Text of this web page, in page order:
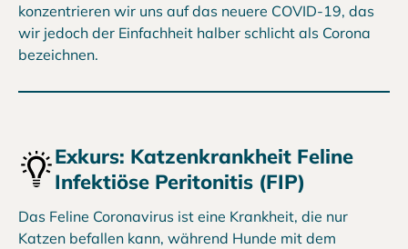
konzentrieren wir uns auf das neuere COVID-19, das
wir jedoch der Einfachheit halber schlicht als Corona
bezeichnen.
Exkurs: Katzenkrankheit Feline
Infektiöse Peritonitis (FIP)
Das Feline Coronavirus ist eine Krankheit, die nur
Katzen befallen kann, während Hunde mit dem